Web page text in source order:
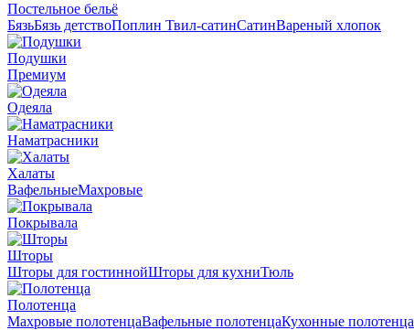
Постельное бельё
БязьБязь детствоПоплин Твил-сатинСатинВареный хлопок
Подушки
Премиум
Одеяла
Наматрасники
Халаты
ВафельныеМахровые
Покрывала
Шторы
Шторы для гостиннойШторы для кухниТюль
Полотенца
Махровые полотенцаВафельные полотенцаКухонные полотенца